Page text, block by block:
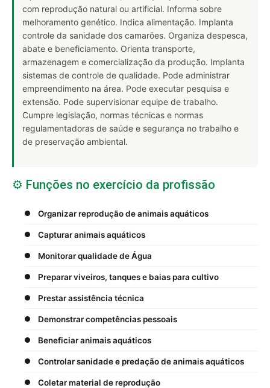
com reprodução natural ou artificial. Informa sobre
melhoramento genético. Indica alimentação. Implanta
controle da sanidade dos camarões. Organiza despesca,
abate e beneficiamento. Orienta transporte,
armazenagem e comercialização da produção. Implanta
sistemas de controle de qualidade. Pode administrar
empreendimento na área. Pode executar pesquisa e
extensão. Pode supervisionar equipe de trabalho.
Cumpre legislação, normas técnicas e normas
regulamentadoras de saúde e segurança no trabalho e
de preservação ambiental.
⚙️ Funções no exercício da profissão
Organizar reprodução de animais aquáticos
Capturar animais aquáticos
Monitorar qualidade de Água
Preparar viveiros, tanques e baias para cultivo
Prestar assistência técnica
Demonstrar competências pessoais
Beneficiar animais aquáticos
Controlar sanidade e predação de animais aquáticos
Coletar material de reprodução